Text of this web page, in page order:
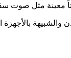
معينة مثل صوت
والشبيهة